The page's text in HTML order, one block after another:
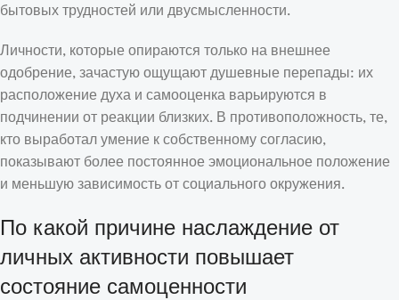
бытовых трудностей или двусмысленности.
Личности, которые опираются только на внешнее
одобрение, зачастую ощущают душевные перепады: их
расположение духа и самооценка варьируются в
подчинении от реакции близких. В противоположность, те,
кто выработал умение к собственному согласию,
показывают более постоянное эмоциональное положение
и меньшую зависимость от социального окружения.
По какой причине наслаждение от
личных активности повышает
состояние самоценности